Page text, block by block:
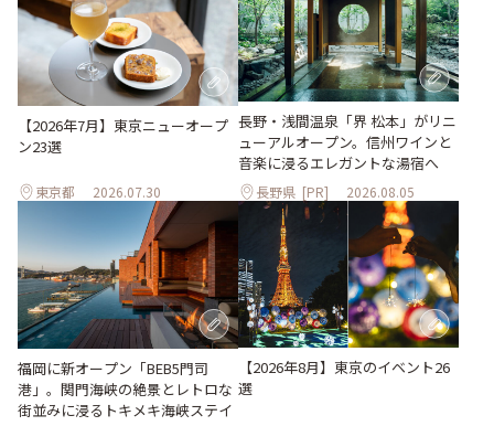
【2026年7月】東京ニューオープ
ン23選
東京都 2026.07.30
長野・浅間温泉「界 松本」がリニ
ューアルオープン。信州ワインと
音楽に浸るエレガントな湯宿へ
長野県 [PR] 2026.08.05
福岡に新オープン「BEB5門司
港」。関門海峡の絶景とレトロな
街並みに浸るトキメキ海峡ステイ
【2026年8月】東京のイベント26
選